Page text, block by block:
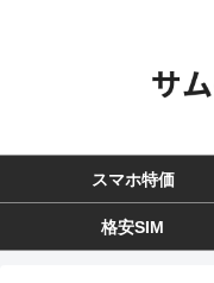
スマホ特価
格安SIM